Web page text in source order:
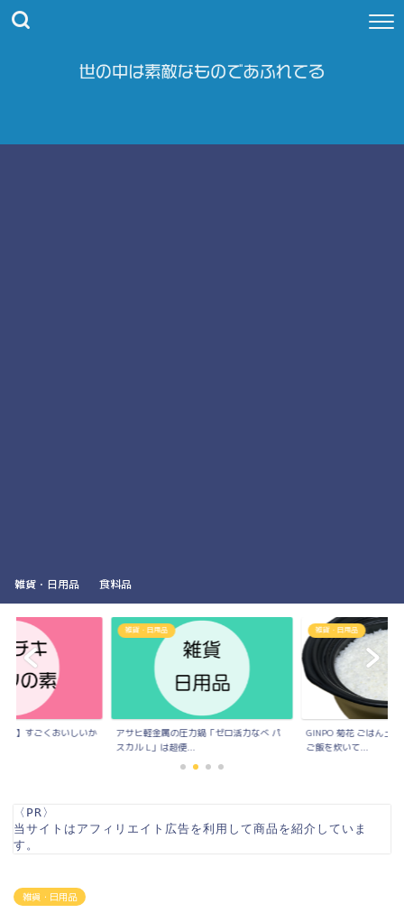
雑貨・日用品 食料品
貨・日用品
ヒ軽金属の圧力鍋「ゼロ活力なべ パ
雑貨・日用品
GINPO 菊花 ごはん土鍋で本当においしい
ご飯を炊いて...
雑貨・
25年使
〈PR〉
当サイトはアフィリエイト広告を利用して商品を紹介していま
す。
雑貨・日用品